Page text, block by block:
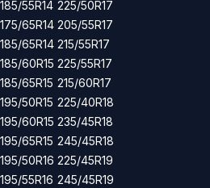
185/55R14
175/65R14
185/65R14
185/60R15
185/65R15
195/50R15
195/60R15
195/65R15
195/50R16
195/55R16
225/50R17
205/55R17
215/55R17
225/55R17
215/60R17
225/40R18
235/45R18
245/45R18
225/45R19
245/45R19